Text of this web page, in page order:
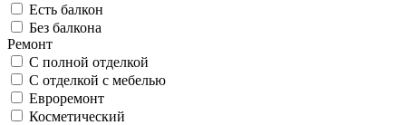
Есть балкон
Без балкона
Ремонт
С полной отделкой
С отделкой с мебелью
Евроремонт
Косметический